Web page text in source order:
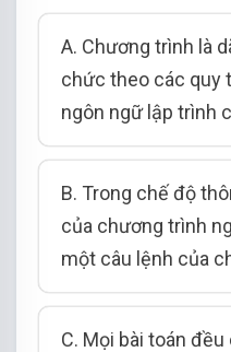
A. Chương trình là
chức theo các quy
ngôn ngữ lập trình
B. Trong chế độ
của chương trình
một câu lệnh của
C. Mọi bài toán